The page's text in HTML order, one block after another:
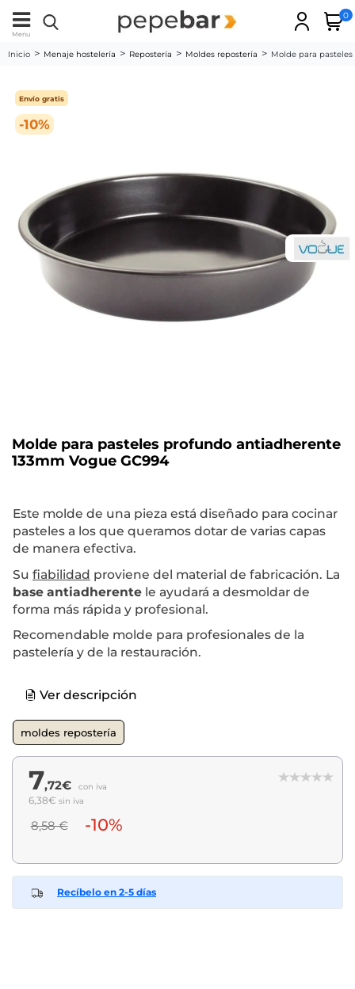
Menu
0
Inicio Menaje hostelería Repostería Moldes repostería Molde para
-10%
Envío gratis
Molde para pasteles profundo antiadherente
133mm Vogue GC994
Este molde de una pieza está diseñado para cocinar
pasteles a los que queramos dotar de varias capas
de manera efectiva.
Su fiabilidad proviene del material de fabricación. La
base antiadherente le ayudará a desmoldar de
forma más rápida y profesional.
Recomendable molde para profesionales de la
pastelería y de la restauración.
Ver descripción
moldes repostería
7,72€ con iva
6,38€ sin iva
8,58 € -10%
Recíbelo en 2-5 días